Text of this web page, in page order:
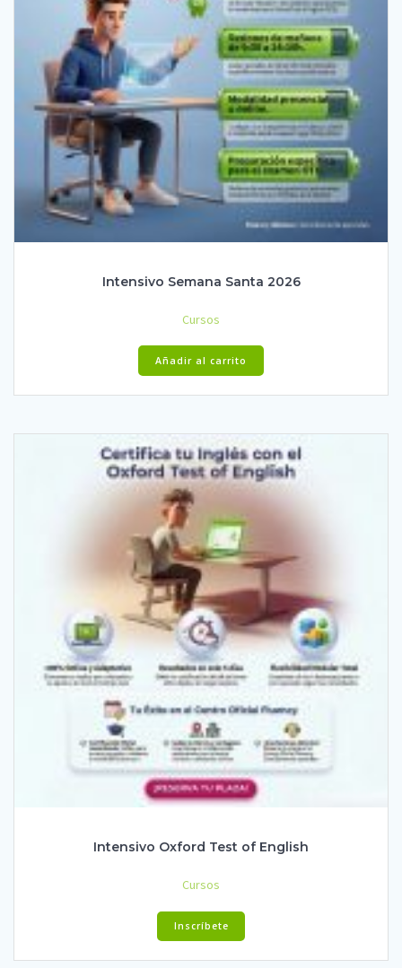
Intensivo Semana Santa 2026
Cursos
Añadir al carrito
Intensivo Oxford Test of English
Cursos
Inscríbete